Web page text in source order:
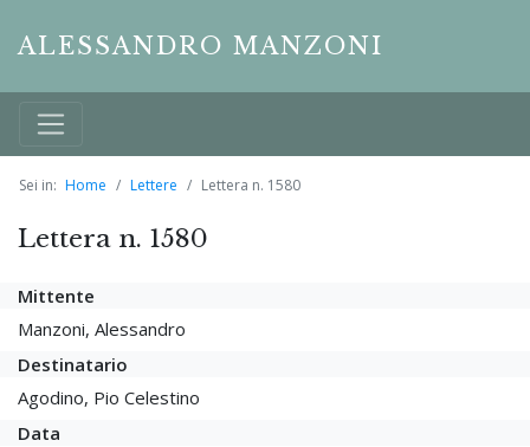
ALESSANDRO MANZONI
Sei in: Home Lettere Lettera n. 1580
Lettera n. 1580
Mittente
Manzoni, Alessandro
Destinatario
Agodino, Pio Celestino
Data